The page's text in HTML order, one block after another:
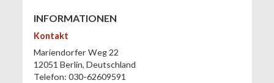
INFORMATIONEN
Kontakt
Mariendorfer Weg 22
12051 Berlin, Deutschland
Telefon: 030-62609591